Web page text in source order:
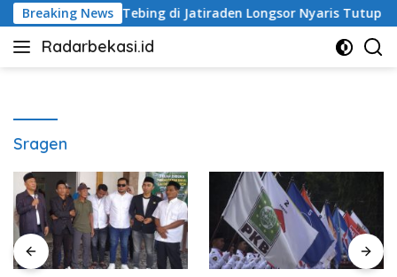
Langsung
ke
konten
Breaking NewsTebing di Jatiraden Longsor Nyaris Tutup Akses
Radarbekasi.id
Berita
Sragen